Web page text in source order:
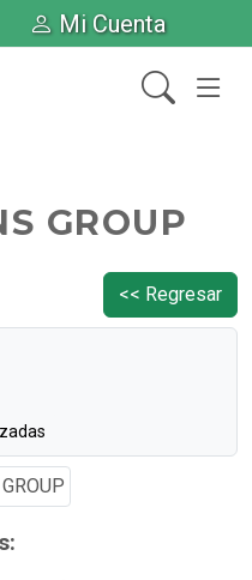
Mi Cuenta
GROUP
<< Regresar